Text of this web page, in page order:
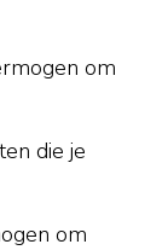
om
die je
om